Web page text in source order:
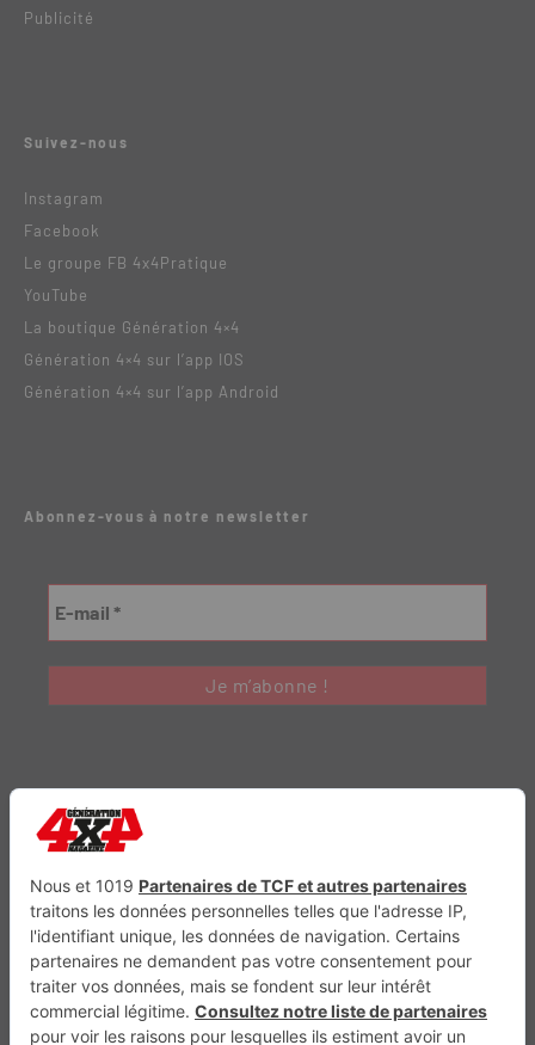
Publicité
Suivez-nous
Instagram
Facebook
Le groupe FB 4x4Pratique
YouTube
La boutique Génération 4×4
Génération 4×4 sur l’app IOS
Génération 4×4 sur l’app Android
Abonnez-vous à notre newsletter
MX2K Enduro Mag Trail Adventure Trial Mag Sport-Bikes
Boutique CPPRESSE Maisons A Vivre
Retour en haut